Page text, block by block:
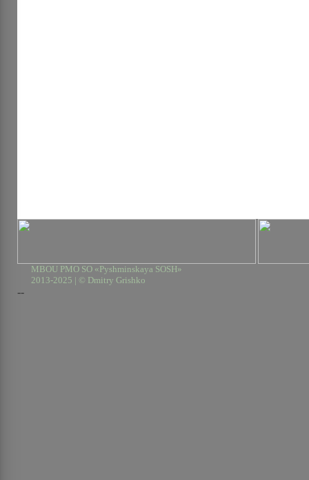
MBOU PMO SO «Pyshminskaya SOSH»
2013-2025 | © Dmitry Grishko
--